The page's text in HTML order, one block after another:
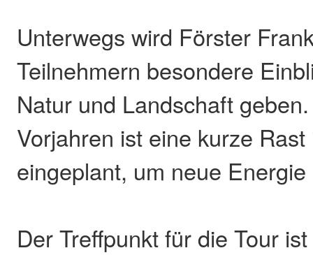
Unterwegs wird Förster
Teilnehmern besondere
Natur und Landschaft
Vorjahren ist eine kurze
eingeplant, um neue
Der Treffpunkt für die Tour